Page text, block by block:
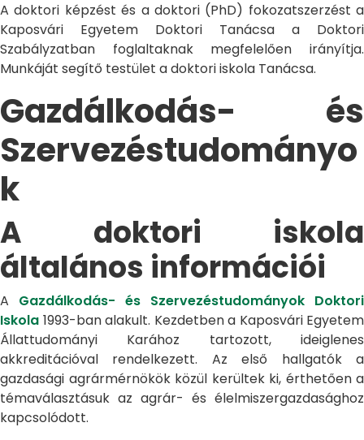
A doktori képzést és a doktori (PhD) fokozatszerzést a
Kaposvári Egyetem Doktori Tanácsa a Doktori
Szabályzatban foglaltaknak megfelelően irányítja.
Munkáját segítő testület a doktori iskola Tanácsa.
Gazdálkodás- és
Szervezéstudományo
k
A doktori iskola
általános információi
A Gazdálkodás- és Szervezéstudományok Doktori
Iskola 1993-ban alakult. Kezdetben a Kaposvári Egyetem
Állattudományi Karához tartozott, ideiglenes
akkreditációval rendelkezett. Az első hallgatók a
gazdasági agrármérnökök közül kerültek ki, érthetően a
témaválasztásuk az agrár- és élelmiszergazdasághoz
kapcsolódott.